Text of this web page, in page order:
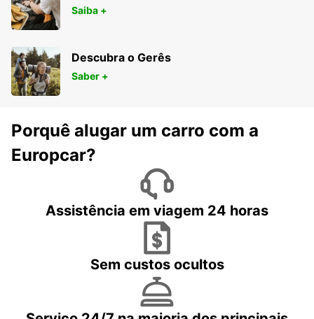
Saiba +
Descubra o Gerês
Saber +
Porquê alugar um carro com a
Europcar?
Assistência em viagem 24 horas
Sem custos ocultos